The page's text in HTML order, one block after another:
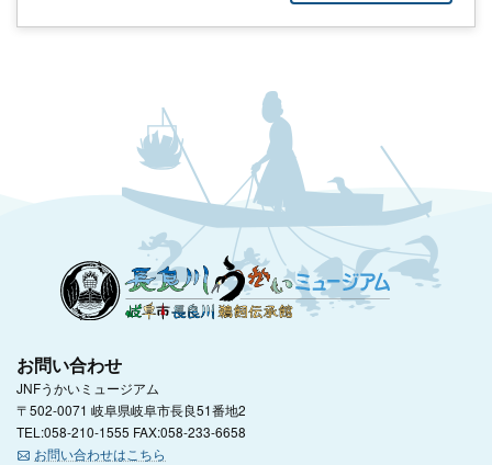
お問い合わせ
JNFうかいミュージアム
〒502-0071 岐阜県岐阜市長良51番地2
TEL:058-210-1555 FAX:058-233-6658
お問い合わせはこちら